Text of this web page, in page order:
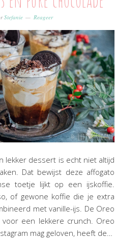
Stefanie Reageer
lekker dessert is echt niet altijd
Dat bewijst deze affogato
toetje lijkt op een ijskoffie.
of gewone koffie die je extra
met vanille-ijs. De Oreo
voor een lekkere crunch. Oreo
mag geloven, heeft de…